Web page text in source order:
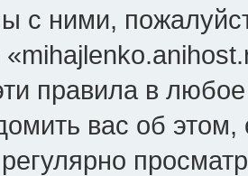
с ними,
правила в
вас об